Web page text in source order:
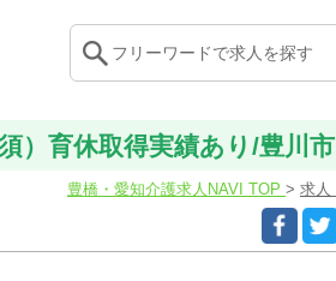
）育休取得実績あり/豊川市
豊橋・愛知介護求人NAVI TOP 求人